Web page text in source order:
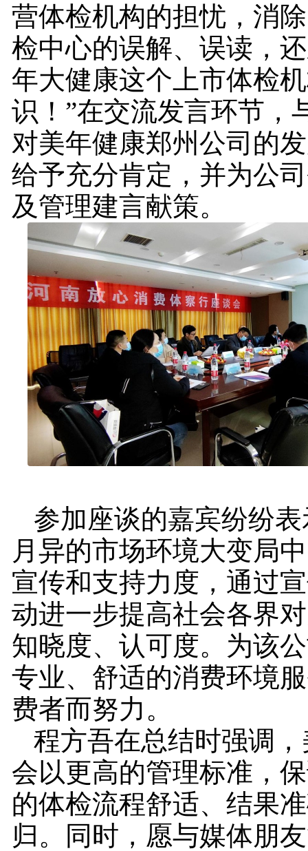
营体检机构的担忧，消
检中心的误解、误读，
年大健康这个上市体检
识！”在交流发言环节，
对美年健康郑州公司的
给予充分肯定，并为公
及管理建言献策。
参加座谈的嘉宾纷纷
月异的市场环境大变局
宣传和支持力度，通过
动进一步提高社会各界
知晓度、认可度。为该
专业、舒适的消费环境
费者而努力。
程方吾在总结时强调
会以更高的管理标准，
的体检流程舒适、结果
归。同时，愿与媒体朋